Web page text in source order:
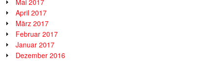
Mai 2017
April 2017
März 2017
Februar 2017
Januar 2017
Dezember 2016